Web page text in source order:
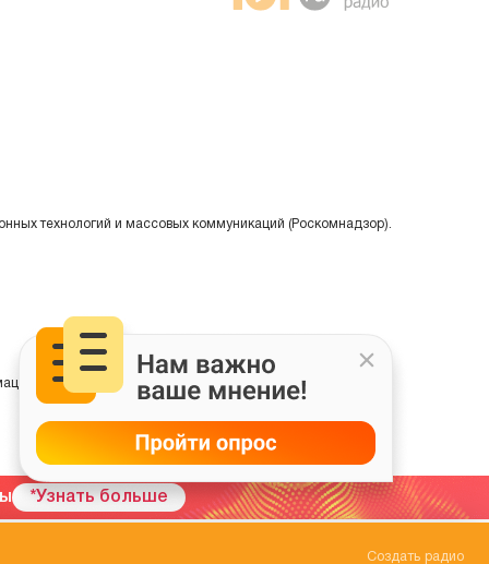
технологий и массовых коммуникаций (Роскомнадзор).
на основе сбора, систематизации и анализа сведений,
*Узнать больше
Создать радио